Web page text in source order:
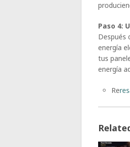
Paso 4:
Después
energía
tus
energía
Re